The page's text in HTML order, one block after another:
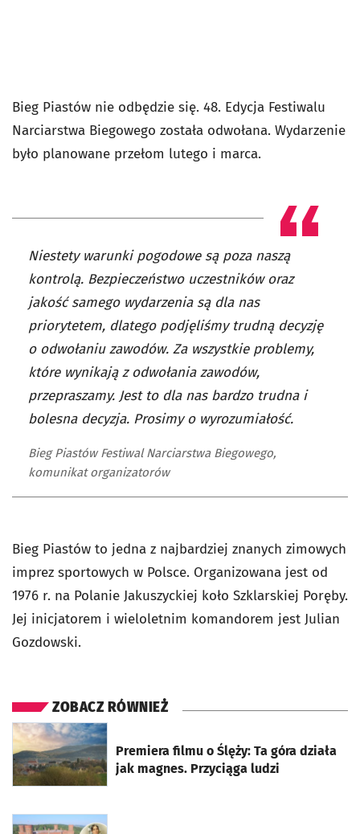
Bieg Piastów nie odbędzie się. 48. Edycja Festiwalu
Narciarstwa Biegowego została odwołana. Wydarzenie
było planowane przełom lutego i marca.
Niestety warunki pogodowe są poza naszą
kontrolą. Bezpieczeństwo uczestników oraz
jakość samego wydarzenia są dla nas
priorytetem, dlatego podjęliśmy trudną decyzję
o odwołaniu zawodów. Za wszystkie problemy,
które wynikają z odwołania zawodów,
przepraszamy. Jest to dla nas bardzo trudna i
bolesna decyzja. Prosimy o wyrozumiałość.
Bieg Piastów Festiwal Narciarstwa Biegowego,
komunikat organizatorów
Bieg Piastów to jedna z najbardziej znanych zimowych
imprez sportowych w Polsce. Organizowana jest od
1976 r. na Polanie Jakuszyckiej koło Szklarskiej Poręby.
Jej inicjatorem i wieloletnim komandorem jest Julian
Gozdowski.
ZOBACZ RÓWNIEŻ
Premiera filmu o Ślęży: Ta góra działa
jak magnes. Przyciąga ludzi
otworzy się w nowej karcie
otworzy się w nowej karcie